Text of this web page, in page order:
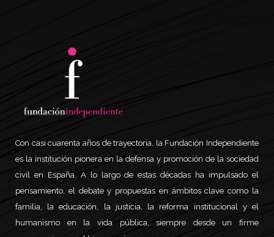
Con casi cuarenta años de trayectoria, la Fundación Independiente
es la institución pionera en la defensa y promoción de la sociedad
civil en España. A lo largo de estas décadas ha impulsado el
pensamiento, el debate y propuestas en ámbitos clave como la
familia, la educación, la justicia, la reforma institucional y el
humanismo en la vida pública, siempre desde un firme